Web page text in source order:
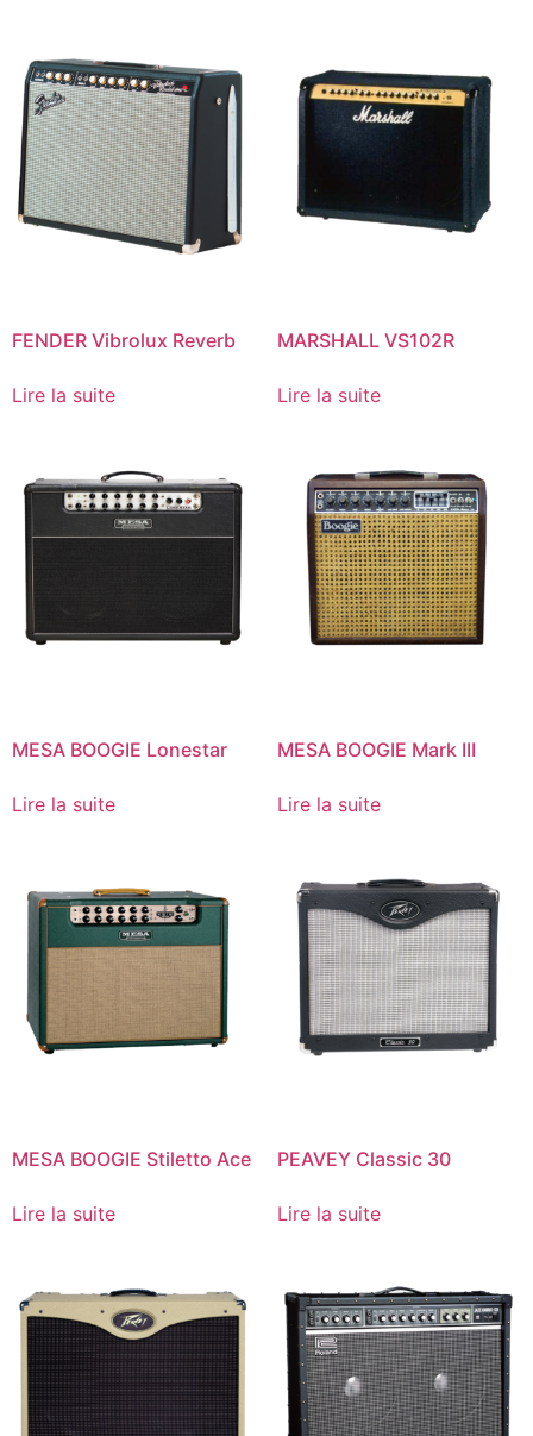
FENDER Vibrolux Reverb
Lire la suite
MARSHALL VS102R
Lire la suite
MESA BOOGIE Lonestar
Lire la suite
MESA BOOGIE Mark III
Lire la suite
MESA BOOGIE Stiletto Ace
Lire la suite
PEAVEY Classic 30
Lire la suite